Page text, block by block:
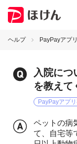
ヘルプ PayPayアプ
入院につ
を教えて
PayPayアプ
ペットの病
て、自宅等